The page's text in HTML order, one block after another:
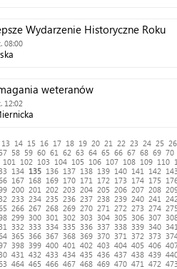
Wydarzenie Historyczne Roku
08:00
weteranów
12:02
13 14 15 16 17 18 19 20 21 22 23 24 25 26
57 58 59 60 61 62 63 64 65 66 67 68 69 70
101 102 103 104 105 106 107 108 109 110
134 135 136 137 138 139 140 141 142 143
167 168 169 170 171 172 173 174 175
200 201 202 203 204 205 206 207 208
233 234 235 236 237 238 239 240 241 242
266 267 268 269 270 271 272 273 274 275
299 300 301 302 303 304 305 306 307
332 333 334 335 336 337 338 339 340 341
365 366 367 368 369 370 371 372 373
398 399 400 401 402 403 404 405 406
431 432 433 434 435 436 437 438 439
464 465 466 467 468 469 470 471 472 473